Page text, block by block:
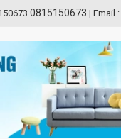
0815150673 | Email :